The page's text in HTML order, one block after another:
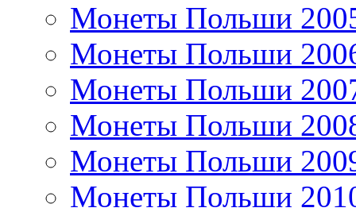
Монеты Польши
Монеты Польши
Монеты Польши
Монеты Польши
Монеты Польши
Монеты Польши